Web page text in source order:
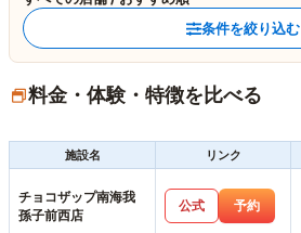
条件を絞り込む
料金・体験・特徴を比べる
施設名
リンク
チョコザップ南海我
孫子前西店
公式 予約